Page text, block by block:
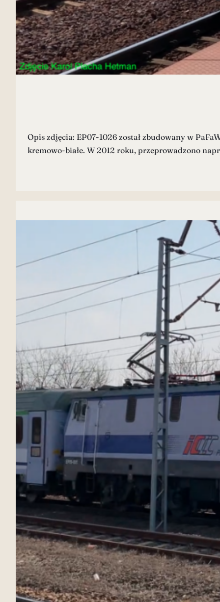
Opis zdjęcia: EP07-1026 został zbudowany w
kremowo-białe. W 2012 roku, przeprowadzono